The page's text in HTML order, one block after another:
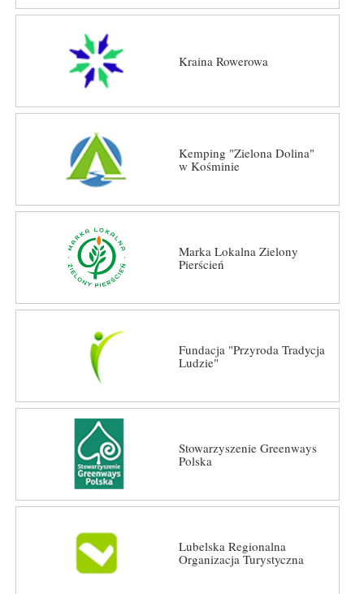
Kraina Rowerowa
Kemping "Zielona Dolina"
w Kośminie
Marka Lokalna Zielony
Pierścień
Fundacja "Przyroda Tradycja
Ludzie"
Stowarzyszenie Greenways
Polska
Lubelska Regionalna
Organizacja Turystyczna